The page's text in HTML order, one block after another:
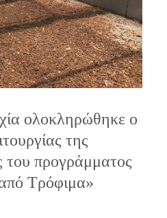
ολοκληρώθηκε ο
της
του προγράμματος
Τρόφιμα»